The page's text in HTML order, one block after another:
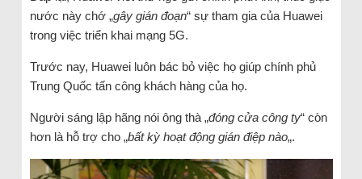
nước này chớ „gây gián đoạn“ sự tham gia của Huawei
trong việc triển khai mạng 5G.
Trước nay, Huawei luôn bác bỏ việc họ giúp chính phủ
Trung Quốc tấn công khách hàng của họ.
Người sáng lập hãng nói ông thà „đóng cửa công ty“ còn
hơn là hỗ trợ cho „bất kỳ hoạt động gián điệp nào„.